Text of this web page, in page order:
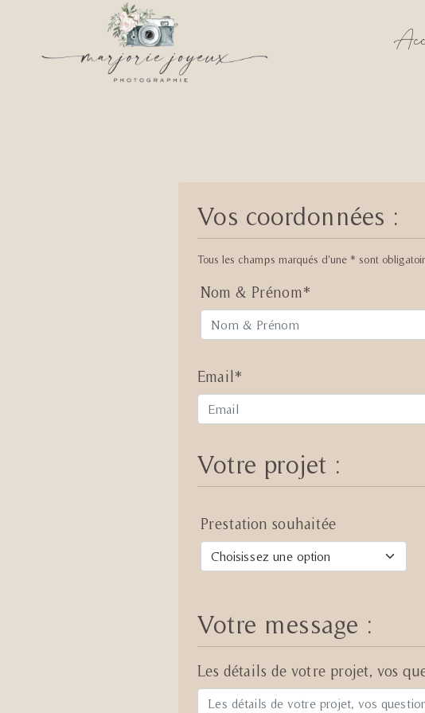
Navigation principale
Vos coordonnées :
Tous les champs marqués d'une * sont
Nom & Prénom*
Email*
Votre projet :
Prestation souhaitée
Votre message :
Les détails de votre projet, vos